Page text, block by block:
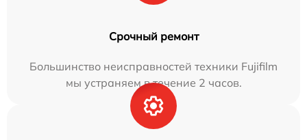
Срочный ремонт
Большинство неисправностей техники Fujifilm
мы устраняем в течение 2 часов.